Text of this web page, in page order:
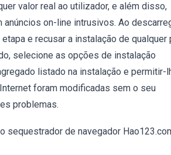
valor real ao utilizador, e além disso,
on-line intrusivos. Ao
e recusar a instalação de qualquer
selecione as opções de instalação
listado na instalação e permitir-
foram modificadas sem o seu
problemas.
de navegador